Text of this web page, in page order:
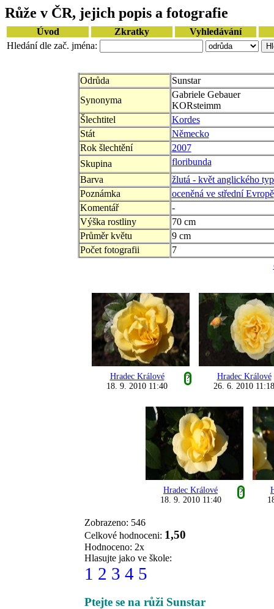
Růže v ČR, jejich popis a fotografie
Úvod Zkratky
Vyhledávání
Hledání dle zač. jména:
Odrůda
Sunstar
Synonyma
Gabriele Gebauer
KORsteimm
Šlechtitel
Kordes
Stát
Německo
Rok šlechtění
2007
Skupina
floribunda
Barva
žlutá - květ anglického
Poznámka
oceněná ve střední Evropě
Komentář
-
Výška rostliny
70 cm
Průměr květu
9 cm
Počet fotografii
7
Hradec Králové
?
18. 9. 2010 11:40
Hradec Králové
26. 6. 2010 11:18
Hradec Králové
?
18. 9. 2010 11:40
Zobrazeno: 546
Celkové hodnoceni: 1,50
Hodnoceno: 2x
Hlasujte jako ve škole:
1 2 3 4 5
Ptejte se na růži Sunstar